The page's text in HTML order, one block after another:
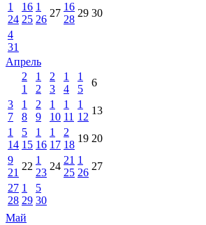
1
24
16
25
1
26
27
16
28
29 30
4
31
Апрель
2
1
1
2
2
3
1
4
1
5
6
3
7
1
8
2
9
1
10
1
11
1
12
13
1
14
5
15
1
16
1
17
2
18
19 20
9
21
22
1
23
24
21
25
1
26
27
27
28
1
29
5
30
Май